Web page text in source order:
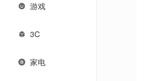
游戏
3C
家电